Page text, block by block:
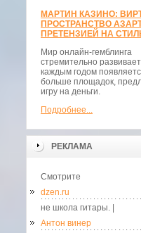
МАРТИН КАЗИНО:
ПРОСТРАНСТВО
ПРЕТЕНЗИЕЙ НА
Мир онлайн-гемблинга
стремительно
каждым годом
больше площадок,
игру на деньги.
Подробнее...
РЕКЛАМА
Смотрите
dzen.ru
не школа гитары. |
Антон винер